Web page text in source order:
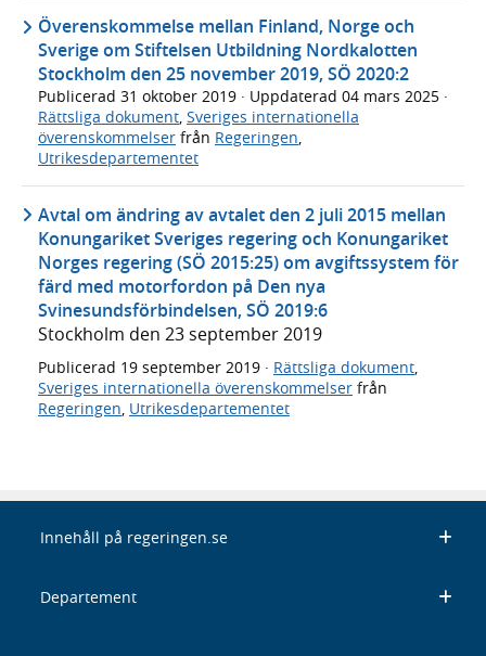
Överenskommelse mellan Finland, Norge och
Sverige om Stiftelsen Utbildning Nordkalotten
Stockholm den 25 november 2019, SÖ 2020:2
Publicerad 31 oktober 2019 · Uppdaterad 04 mars 2025 ·
Rättsliga dokument, Sveriges internationella
överenskommelser från Regeringen,
Utrikesdepartementet
Avtal om ändring av avtalet den 2 juli 2015 mellan
Konungariket Sveriges regering och Konungariket
Norges regering (SÖ 2015:25) om avgiftssystem för
färd med motorfordon på Den nya
Svinesundsförbindelsen, SÖ 2019:6
Stockholm den 23 september 2019
Publicerad 19 september 2019 · Rättsliga dokument,
Sveriges internationella överenskommelser från
Regeringen, Utrikesdepartementet
Innehåll på regeringen.se
Departement